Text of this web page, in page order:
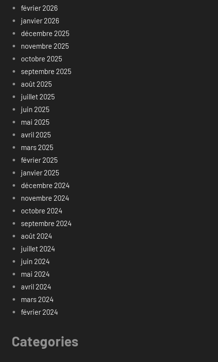
février 2026
janvier 2026
décembre 2025
novembre 2025
octobre 2025
septembre 2025
août 2025
juillet 2025
juin 2025
mai 2025
avril 2025
mars 2025
février 2025
janvier 2025
décembre 2024
novembre 2024
octobre 2024
septembre 2024
août 2024
juillet 2024
juin 2024
mai 2024
avril 2024
mars 2024
février 2024
Categories